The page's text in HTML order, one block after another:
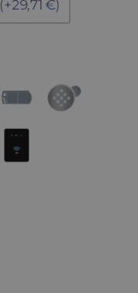
(+29,71 €)